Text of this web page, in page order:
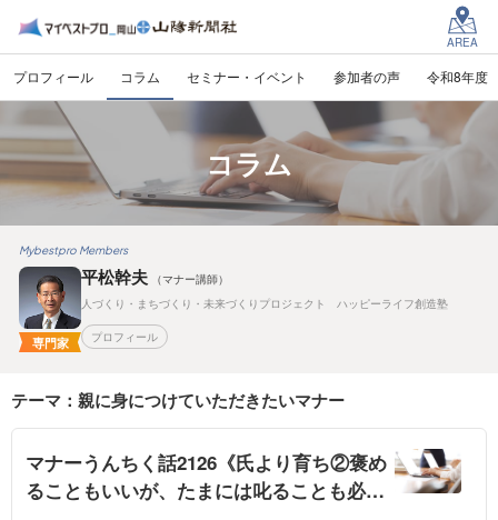
AREA
プロフィール コラム セミナー・イベント 参加者の声 令和8年度
コラム
Mybestpro Members
専門家
平松幹夫
（マナー講師）
人づくり・まちづくり・未来づくりプロジェクト ハッピーライフ創造塾
プロフィール
テーマ：親に身につけていただきたいマナー
マナーうんちく話2126《氏より育ち②褒め
ることもいいが、たまには叱ることも必